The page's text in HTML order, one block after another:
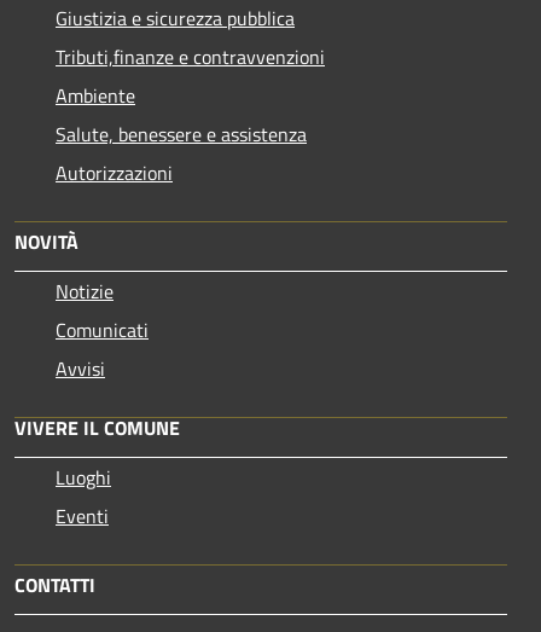
Giustizia e sicurezza pubblica
Tributi,finanze e contravvenzioni
Ambiente
Salute, benessere e assistenza
Autorizzazioni
NOVITÀ
Notizie
Comunicati
Avvisi
VIVERE IL COMUNE
Luoghi
Eventi
CONTATTI